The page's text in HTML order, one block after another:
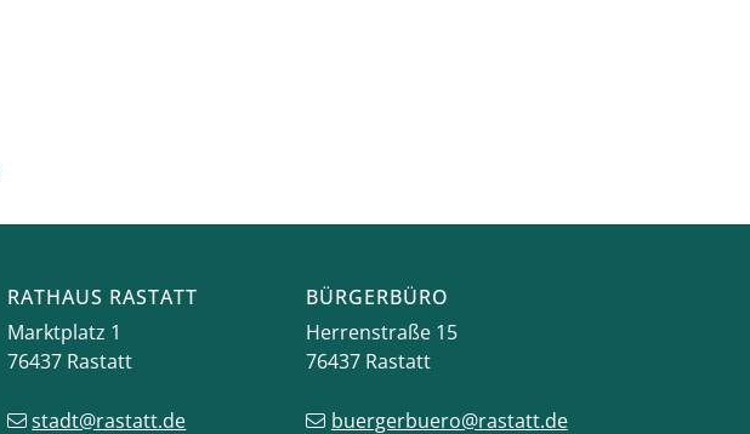
RATHAUS RASTATT
Marktplatz 1
76437 Rastatt
stadt@rastatt.de
BÜRGERBÜRO
Herrenstraße 15
76437 Rastatt
buergerbuero@rastatt.de